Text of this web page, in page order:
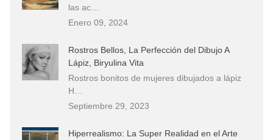
las ac…
Enero 09, 2024
Rostros Bellos, La Perfección del Dibujo A
Lápiz, Biryulina Vita
Rostros bonitos de mujeres dibujados a lápiz
H…
Septiembre 29, 2023
Hiperrealismo: La Super Realidad en el Arte